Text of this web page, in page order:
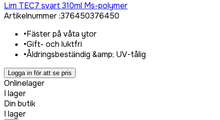
Lim TEC7 svart 310ml Ms-polymer
Artikelnummer:376450376450
•Fäster på våta ytor
•Gift- och luktfri
•Åldringsbeständig &amp; UV-tålig
Logga in för att se pris
Onlinelager
I lager
Din butik
I lager